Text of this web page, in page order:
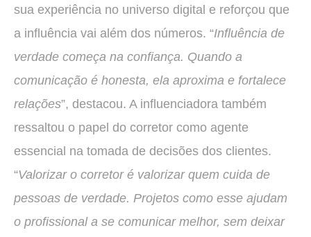
sua experiência no universo digital e reforçou que
a influência vai além dos números. “Influência de
verdade começa na confiança. Quando a
comunicação é honesta, ela aproxima e fortalece
relações”, destacou. A influenciadora também
ressaltou o papel do corretor como agente
essencial na tomada de decisões dos clientes.
“Valorizar o corretor é valorizar quem cuida de
pessoas de verdade. Projetos como esse ajudam
o profissional a se comunicar melhor, sem deixar